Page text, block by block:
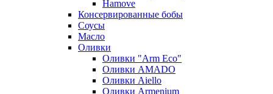
Hamove
Консервированные бобы
Соусы
Масло
Оливки
Оливки "Arm Eco"
Оливки AMADO
Оливки Aiello
Оливки Armenium